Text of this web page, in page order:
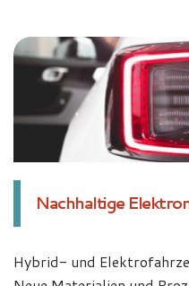
Nachhaltige
Hybrid- und